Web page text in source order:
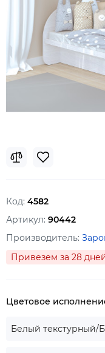
Код: 4582
Артикул: 90442
Производитель:
Привезем за 28
Цветовое
Белый текстурный/